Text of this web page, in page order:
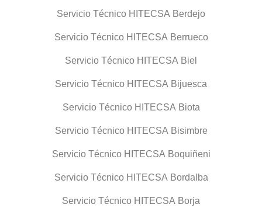
Servicio Técnico HITECSA Berdejo
Servicio Técnico HITECSA Berrueco
Servicio Técnico HITECSA Biel
Servicio Técnico HITECSA Bijuesca
Servicio Técnico HITECSA Biota
Servicio Técnico HITECSA Bisimbre
Servicio Técnico HITECSA Boquiñeni
Servicio Técnico HITECSA Bordalba
Servicio Técnico HITECSA Borja